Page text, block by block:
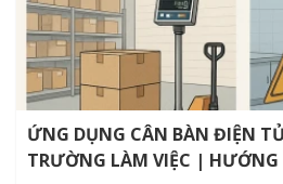
ỨNG DỤNG CÂN BÀN ĐIỆN
TRƯỜNG LÀM VIỆC | HƯỚNG